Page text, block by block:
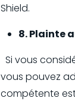
Shield.
8. Plainte
Si vous
vous pouvez
compétente